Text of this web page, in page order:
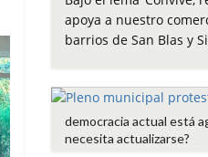
e
b
k
t
t
t
s
p
l
p
a
r
i
r
apoya a nuestro
barrios de San Blas y
democracia actual está
necesita actualizarse?